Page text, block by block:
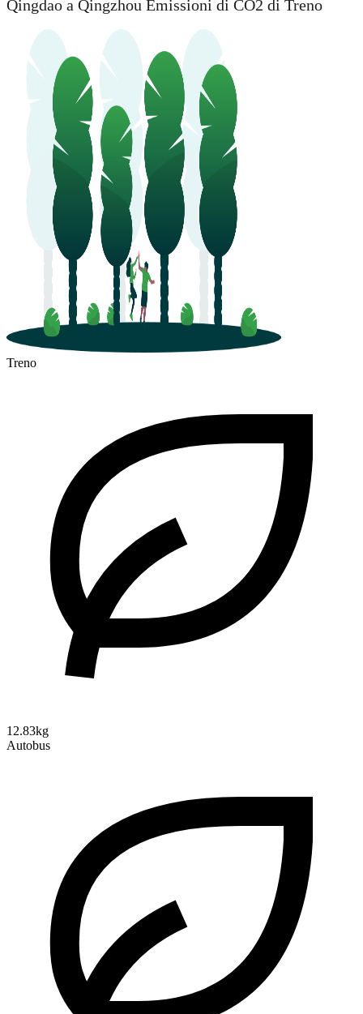
Qingdao a Qingzhou Emissioni di CO2 di Treno
Treno
12.83kg
Autobus